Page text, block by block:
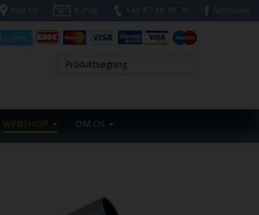
find os E-mail +45 87 10 98 70 facebook
WEBSHOP OM OS